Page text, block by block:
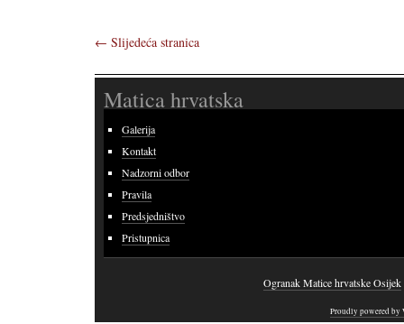
← Slijedeća stranica
Matica hrvatska
Galerija
Kontakt
Nadzorni odbor
Pravila
Predsjedništvo
Pristupnica
Ogranak Matice hrvatske Osijek
Proudly powered by